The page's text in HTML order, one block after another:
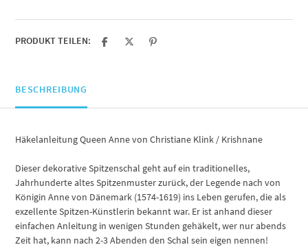
PRODUKT TEILEN:
BESCHREIBUNG
Häkelanleitung Queen Anne von Christiane Klink / Krishnane
Dieser dekorative Spitzenschal geht auf ein traditionelles,
Jahrhunderte altes Spitzenmuster zurück, der Legende nach von
Königin Anne von Dänemark (1574-1619) ins Leben gerufen, die als
exzellente Spitzen-Künstlerin bekannt war. Er ist anhand dieser
einfachen Anleitung in wenigen Stunden gehäkelt, wer nur abends
Zeit hat, kann nach 2-3 Abenden den Schal sein eigen nennen!